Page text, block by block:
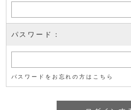
パスワード：
パスワードをお忘れの方はこちら